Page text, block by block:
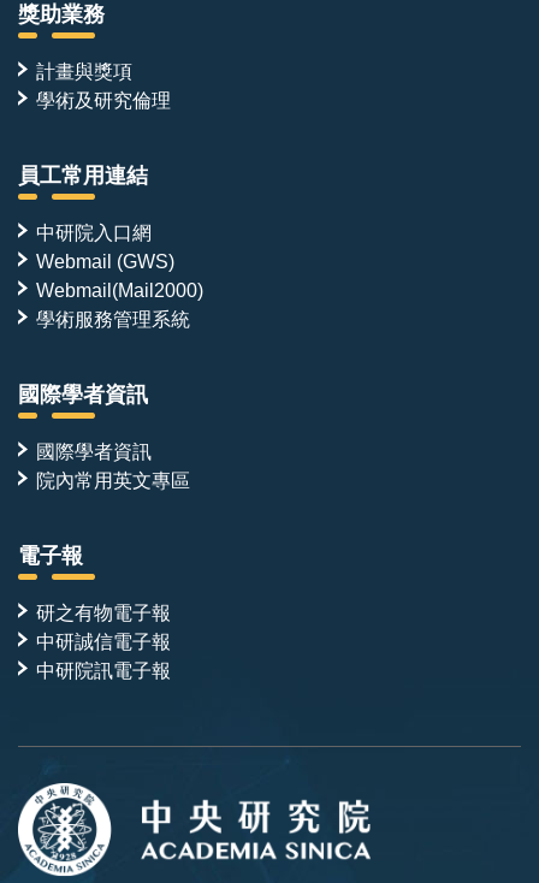
獎助業務
計畫與獎項
學術及研究倫理
員工常用連結
中研院入口網
Webmail (GWS)
Webmail(Mail2000)
學術服務管理系統
國際學者資訊
國際學者資訊
院內常用英文專區
電子報
研之有物電子報
中研誠信電子報
中研院訊電子報